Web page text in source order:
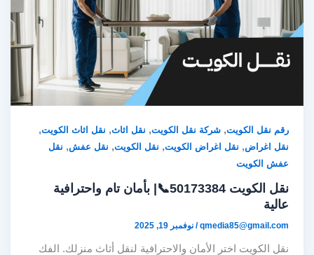
رقم نقل الكويت,شركة نقل الكويت, نقل اثاث, نقل اثاث الكويت,
نقل اغراض, نقل اغراض الكويت, نقل الكويت, نقل عفش, نقل
عفش الكويت
نقل الكويت 50173384📞| بأمان تام واحترافية
عالية
qmedia85@gmail.com
/نوفمبر 19, 2025
نقل الكويت اختر الأمان والاحترافية لنقل أثاث منزلك. الفك